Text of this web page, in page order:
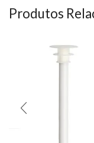
Produtos